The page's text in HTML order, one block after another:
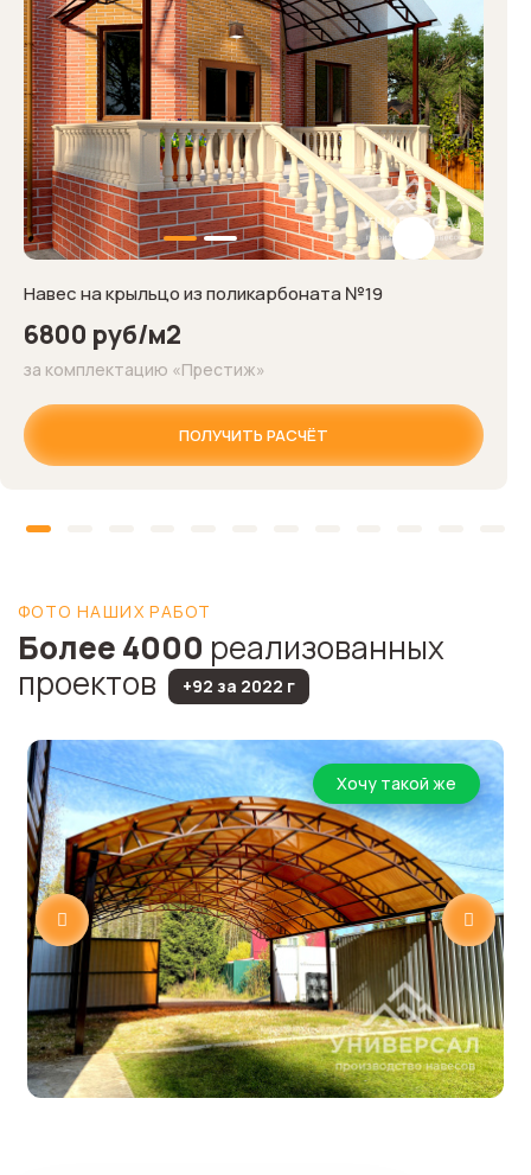
Навес на крыльцо из поликарбоната №19
6800 руб/м2
за комплектацию «Престиж»
ПОЛУЧИТЬ РАСЧЁТ
ФОТО НАШИХ РАБОТ
Более 4000 реализованных
проектов
+92 за 2022 г
Хочу такой же